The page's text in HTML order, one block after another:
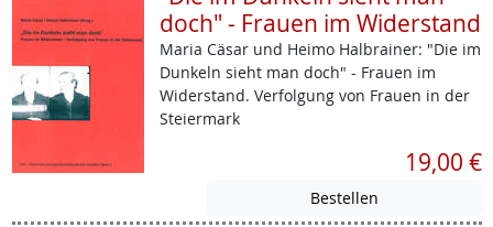
doch" - Frauen im Widerstand
Maria Cäsar und Heimo Halbrainer: "Die im
Dunkeln sieht man doch" - Frauen im
Widerstand. Verfolgung von Frauen in der
Steiermark
19,00 €